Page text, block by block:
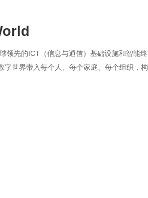
领先的ICT（信息与通信）基础设施和智能终
字世界带入每个人、每个家庭、每个组织，构